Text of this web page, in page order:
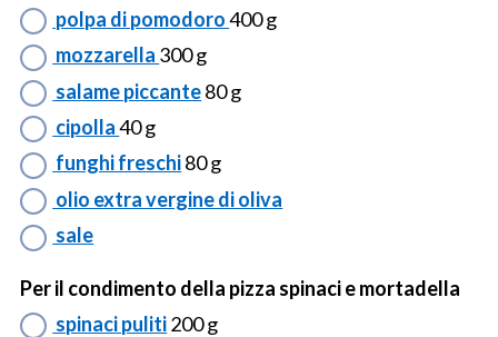
polpa di pomodoro400 g
mozzarella 300 g
salame piccante80 g
cipolla40 g
funghi freschi80 g
olio extra vergine di oliva
sale
Per il condimento della pizza spinaci e mortadella
spinaci puliti200 g